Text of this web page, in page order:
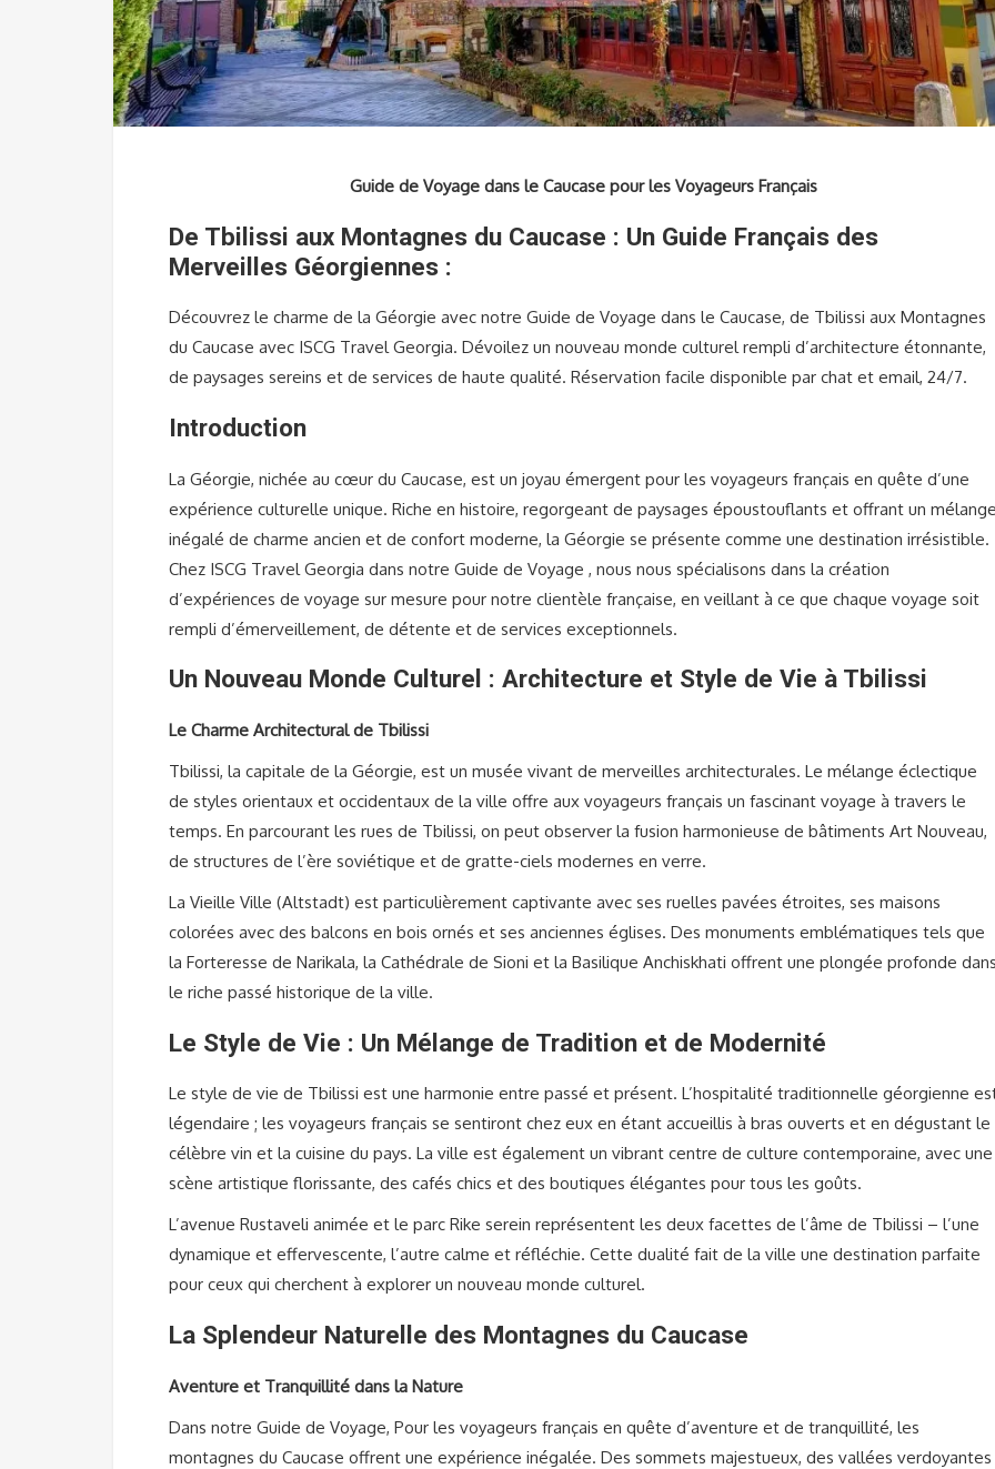
Guide de Voyage dans le Caucase pour les Voyageurs Français
De Tbilissi aux Montagnes du Caucase : Un Guide Français des
Merveilles Géorgiennes :
Découvrez le charme de la Géorgie avec notre Guide de Voyage dans le Caucase, de Tbilissi aux Montagnes
du Caucase avec ISCG Travel Georgia. Dévoilez un nouveau monde culturel rempli d’architecture étonnante,
de paysages sereins et de services de haute qualité. Réservation facile disponible par chat et email, 24/7.
Introduction
La Géorgie, nichée au cœur du Caucase, est un joyau émergent pour les voyageurs français en quête d’une
expérience culturelle unique. Riche en histoire, regorgeant de paysages époustouflants et offrant un
inégalé de charme ancien et de confort moderne, la Géorgie se présente comme une destination irrésistible.
Chez ISCG Travel Georgia dans notre Guide de Voyage , nous nous spécialisons dans la création
d’expériences de voyage sur mesure pour notre clientèle française, en veillant à ce que chaque voyage soit
rempli d’émerveillement, de détente et de services exceptionnels.
Un Nouveau Monde Culturel : Architecture et Style de Vie à Tbilissi
Le Charme Architectural de Tbilissi
Tbilissi, la capitale de la Géorgie, est un musée vivant de merveilles architecturales. Le mélange éclectique
de styles orientaux et occidentaux de la ville offre aux voyageurs français un fascinant voyage à travers le
temps. En parcourant les rues de Tbilissi, on peut observer la fusion harmonieuse de bâtiments Art Nouveau,
de structures de l’ère soviétique et de gratte-ciels modernes en verre.
La Vieille Ville (Altstadt) est particulièrement captivante avec ses ruelles pavées étroites, ses maisons
colorées avec des balcons en bois ornés et ses anciennes églises. Des monuments emblématiques tels que
la Forteresse de Narikala, la Cathédrale de Sioni et la Basilique Anchiskhati offrent une plongée profonde
le riche passé historique de la ville.
Le Style de Vie : Un Mélange de Tradition et de Modernité
Le style de vie de Tbilissi est une harmonie entre passé et présent. L’hospitalité traditionnelle géorgienne
légendaire ; les voyageurs français se sentiront chez eux en étant accueillis à bras ouverts et en dégustant le
célèbre vin et la cuisine du pays. La ville est également un vibrant centre de culture contemporaine, avec une
scène artistique florissante, des cafés chics et des boutiques élégantes pour tous les goûts.
L’avenue Rustaveli animée et le parc Rike serein représentent les deux facettes de l’âme de Tbilissi – l’une
dynamique et effervescente, l’autre calme et réfléchie. Cette dualité fait de la ville une destination parfaite
pour ceux qui cherchent à explorer un nouveau monde culturel.
La Splendeur Naturelle des Montagnes du Caucase
Aventure et Tranquillité dans la Nature
Dans notre Guide de Voyage, Pour les voyageurs français en quête d’aventure et de tranquillité, les
montagnes du Caucase offrent une expérience inégalée. Des sommets majestueux, des vallées verdoyantes